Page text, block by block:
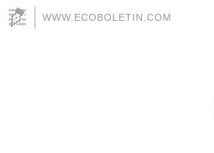
WWW.ECOBOLETIN.COM